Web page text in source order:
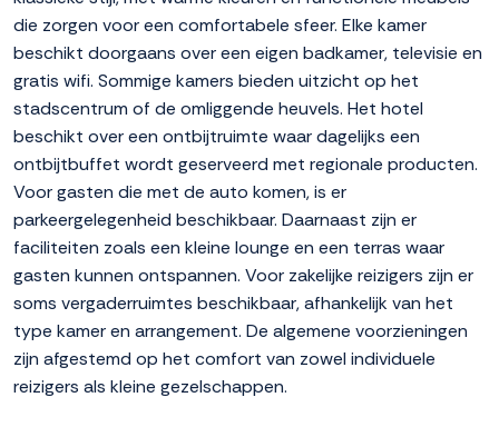
die zorgen voor een comfortabele sfeer. Elke kamer
beschikt doorgaans over een eigen badkamer, televisie en
gratis wifi. Sommige kamers bieden uitzicht op het
stadscentrum of de omliggende heuvels. Het hotel
beschikt over een ontbijtruimte waar dagelijks een
ontbijtbuffet wordt geserveerd met regionale producten.
Voor gasten die met de auto komen, is er
parkeergelegenheid beschikbaar. Daarnaast zijn er
faciliteiten zoals een kleine lounge en een terras waar
gasten kunnen ontspannen. Voor zakelijke reizigers zijn er
soms vergaderruimtes beschikbaar, afhankelijk van het
type kamer en arrangement. De algemene voorzieningen
zijn afgestemd op het comfort van zowel individuele
reizigers als kleine gezelschappen.